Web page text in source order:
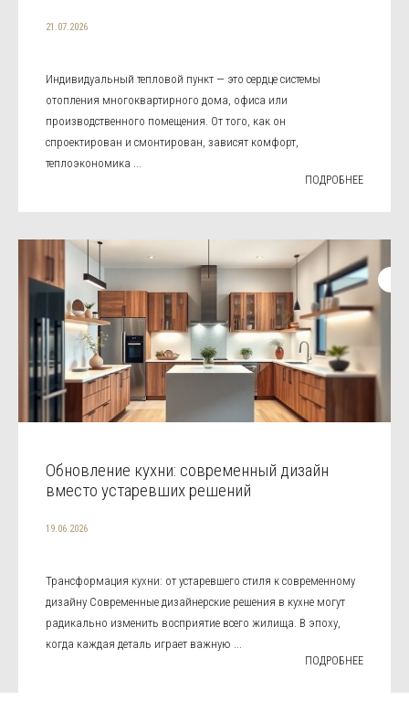
21.07.2026
Индивидуальный тепловой пункт — это сердце системы
отопления многоквартирного дома, офиса или
производственного помещения. От того, как он
спроектирован и смонтирован, зависят комфорт,
теплоэкономика ...
ПОДРОБНЕЕ
Обновление кухни: современный дизайн
вместо устаревших решений
19.06.2026
Трансформация кухни: от устаревшего стиля к современному
дизайну Современные дизайнерские решения в кухне могут
радикально изменить восприятие всего жилища. В эпоху,
когда каждая деталь играет важную ...
ПОДРОБНЕЕ